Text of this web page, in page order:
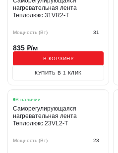
нагревательная лента
Теплолюкс 31VR2-T
Мощность (Вт) 31
835 ₽/м
В КОРЗИНУ
КУПИТЬ В 1 КЛИК
В наличии
Саморегулирующаяся
нагревательная лента
Теплолюкс 23VL2-T
Мощность (Вт) 23